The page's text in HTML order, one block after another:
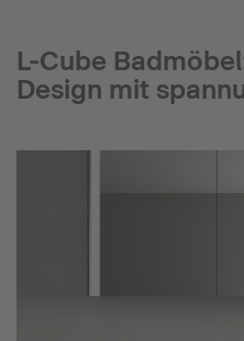
L-Cube
Design mit